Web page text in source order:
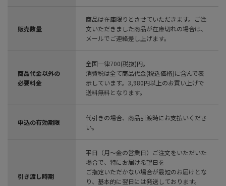
販売数量
商品は在庫限りとさせていただきます。ご注
文いただきました商品が在庫切れの場合は、
メールでご連絡差し上げます。
商品代金以外の
必要料金
全国一律700(税抜)円。
消費税は全て商品代金(税込価格)に含んで表
示しています。3,980円以上のお買い上げで
送料無料となります。
申込の有効期限
代引きの場合、商品引渡時にお支払いくださ
い。
引き渡し時期
平日（月～金の営業日）ご注文をいただいた
場合で、特にお届け希望日を
ご指定いただかない場合が最短のお届けとな
り、基本的に翌日には発送しております。